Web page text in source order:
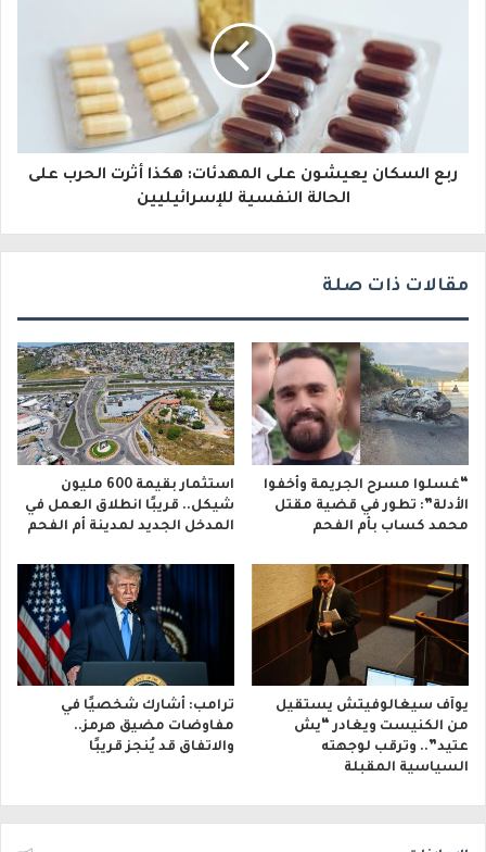
ربع السكان يعيشون على المهدئات: هكذا أثرت الحرب على
الحالة النفسية للإسرائيليين
مقالات ذات صلة
“غسلوا مسرح الجريمة وأخفوا
الأدلة”: تطور في قضية مقتل
محمد كساب بأم الفحم
استثمار بقيمة 600 مليون
شيكل.. قريبًا انطلاق العمل في
المدخل الجديد لمدينة أم الفحم
يوآف سيغالوفيتش يستقيل
من الكنيست ويغادر “يش
عتيد”.. وترقب لوجهته
السياسية المقبلة
ترامب: أشارك شخصيًا في
مفاوضات مضيق هرمز..
والاتفاق قد يُنجز قريبًا